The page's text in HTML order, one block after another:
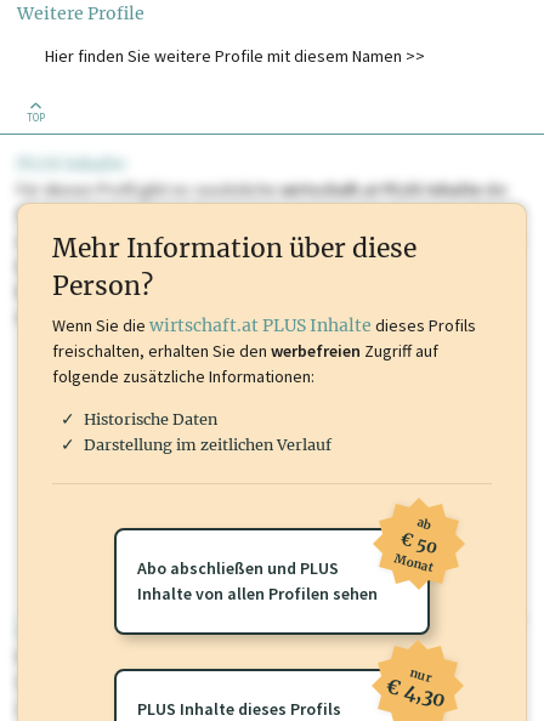
SERVACON GmbH
bookpoint e.U.
Masseverwalter/in
Weitere Profile
Hier finden Sie weitere Profile mit diesem Namen >>
TOP
PLUS Inhalte
Für dieses Profil gibt es zusätzlichewirtschaft.at PLUS Inhaltedie
Sie momentan nicht einsehen können. Schalten Sie dieses Profil frei
oder loggen Sie sich ein um diese Inhalte zu sehen. wirtschaft.at PLUS
Marken, Patente, Rechtstatsachen, OTS-Aussendungen, und viele
mehr.
wirtschaft.at PLUS
wirtschaft.at PLUS Inhalte
Sie momentan nicht einsehen können. Schalten Sie dieses Profil frei
oder loggen Sie sich ein um diese Inhalte zu sehen.
Mehr Information über diese
Person?
Wenn Sie die wirtschaft.at PLUS Inhalte dieses Profils
freischalten, erhalten Sie den werbefreien Zugriff auf
folgende zusätzliche Informationen:
Historische Daten
Darstellung im zeitlichen Verlauf
Abo abschließen und PLUS
Inhalte von allen Profilen sehen
ab
€ 50
Monat
PLUS Inhalte dieses Profils
nur
€ 4,30